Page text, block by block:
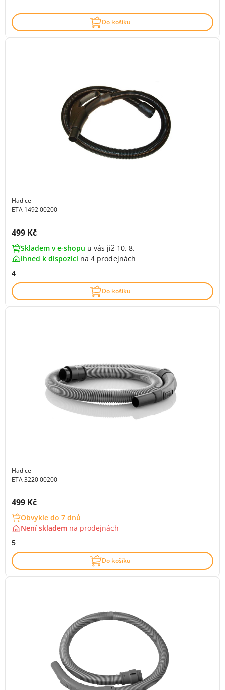
Do košíku
Hadice
ETA 1492 00200
Cena s DPH:
499 Kč
Skladem v e-shopu u vás již 10. 8.
ihned k dispozici na 4 prodejnách
4
Do košíku
Hadice
ETA 3220 00200
Cena s DPH:
499 Kč
Obvykle do 7 dnů
Není skladem na prodejnách
5
Do košíku